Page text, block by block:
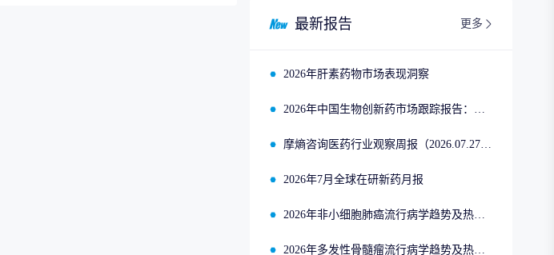
最新报告 更多
2026年肝素药物市场表现洞察
2026年中国生物创新药市场跟踪报告：司美格鲁肽2025年四季度市场回顾
摩熵咨询医药行业观察周报（2026.07.27-2026.08.02）
2026年7月全球在研新药月报
2026年非小细胞肺癌流行病学趋势及热门靶点药物市场表现洞察
2026年多发性骨髓瘤流行病学趋势及热门靶点药物市场表现洞察